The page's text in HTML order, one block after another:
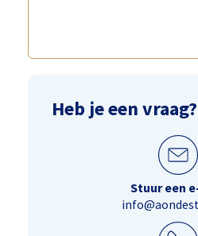
Heb je een vraag?
Stuur een